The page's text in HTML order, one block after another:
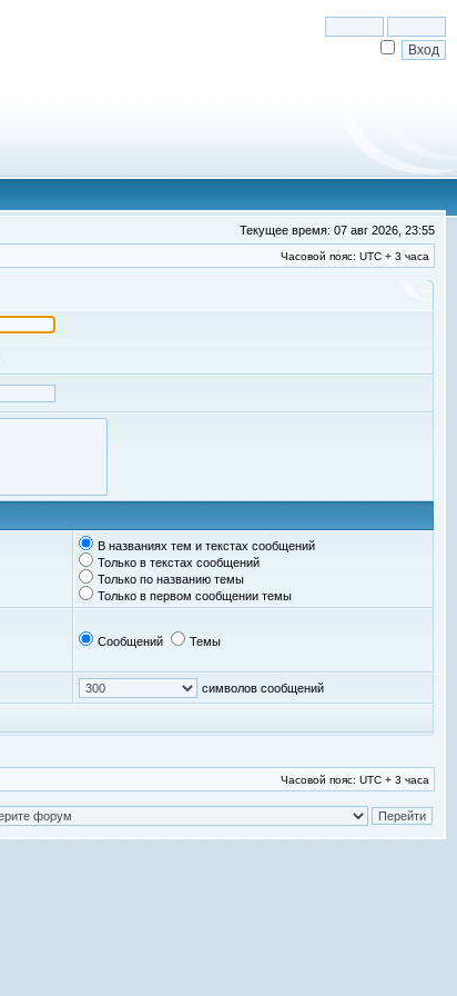
Текущее время: 07 авг 2026, 23:55
Часовой пояс: UTC + 3 часа
В названиях тем и текстах сообщений
Только в текстах сообщений
Только по названию темы
Только в первом сообщении темы
Сообщений Темы
символов сообщений
Часовой пояс: UTC + 3 часа